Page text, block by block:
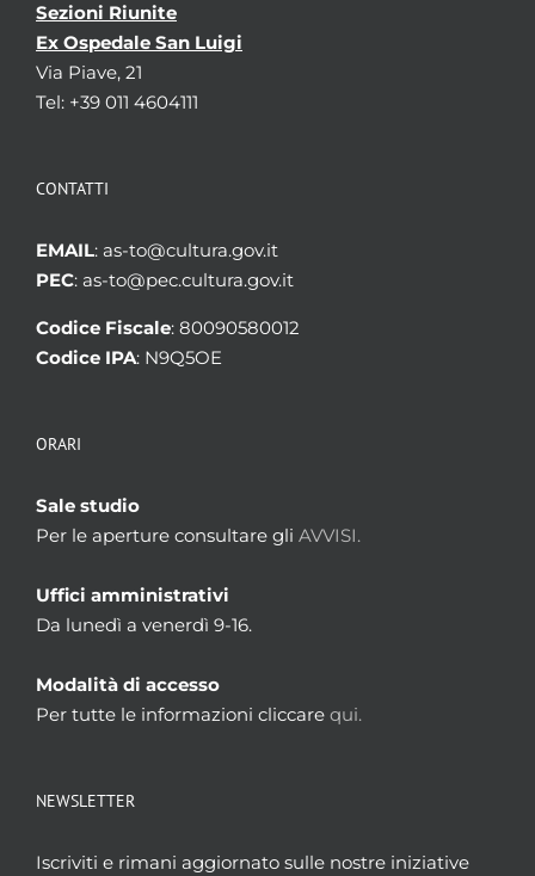
Sezioni Riunite
Ex Ospedale San Luigi
Via Piave, 21
Tel: +39 011 4604111
CONTATTI
EMAIL: as-to@cultura.gov.it
PEC: as-to@pec.cultura.gov.it
Codice Fiscale: 80090580012
Codice IPA: N9Q5OE
ORARI
Sale studio
Per le aperture consultare gli AVVISI.
Uffici amministrativi
Da lunedì a venerdì 9-16.
Modalità di accesso
Per tutte le informazioni cliccare qui.
NEWSLETTER
Iscriviti e rimani aggiornato sulle nostre iniziative